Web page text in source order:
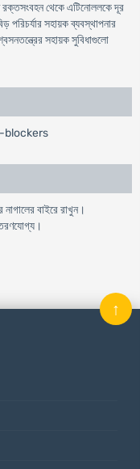
রক্তসংবহন থেকে এটিনোললকে দূর
পরিচর্যার সহায়ক ব্যবস্থাপনার
সহায়ক সুবিধাগুলাে
blockers
বাইরে রাখুন।
↑